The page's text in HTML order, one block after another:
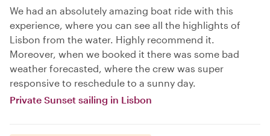
We had an absolutely amazing boat ride with this
experience, where you can see all the highlights of
Lisbon from the water. Highly recommend it.
Moreover, when we booked it there was some bad
weather forecasted, where the crew was super
responsive to reschedule to a sunny day.
Private Sunset sailing in Lisbon